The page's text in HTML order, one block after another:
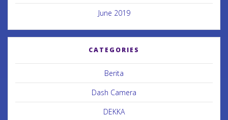
June 2019
CATEGORIES
Berita
Dash Camera
DEKKA